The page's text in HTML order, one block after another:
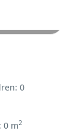
0
0 m2